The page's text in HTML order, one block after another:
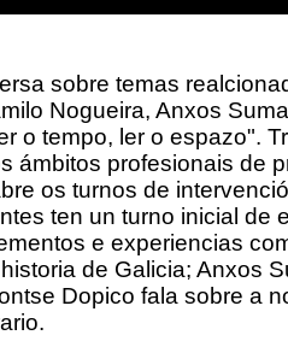
sobre temas
Nogueira, Anxos
o tempo, ler o espazo".
ámbitos profesionais de
os turnos de
ten un turno inicial de
e experiencias
de Galicia; Anxos
Dopico fala sobre a